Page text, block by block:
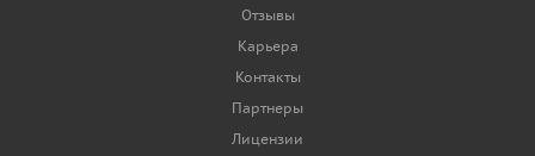
Отзывы
Карьера
Контакты
Партнеры
Лицензии